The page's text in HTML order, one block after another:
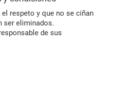
respeto y que no se ciñan
ser eliminados.
de sus